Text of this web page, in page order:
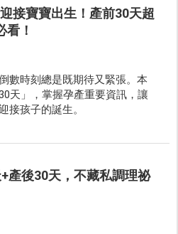
接寶寶出生！產前30天超
看！
數時刻總是既期待又緊張。本
天」，掌握孕產重要資訊，讓
接孩子的誕生。
產後30天，不藏私調理祕